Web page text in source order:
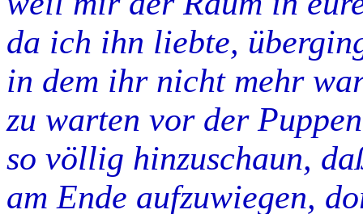
da ich ihn liebte,
in dem ihr nicht mehr
zu warten vor der
so völlig hinzuschaun,
am Ende aufzuwiegen,